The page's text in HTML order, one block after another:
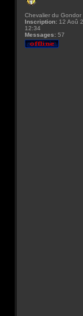
Chevalier du Gondor
Inscription: 12 Aoû
12:34
Messages: 57